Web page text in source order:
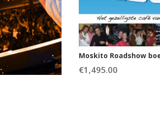
Moskito Roadshow
€1,495.00